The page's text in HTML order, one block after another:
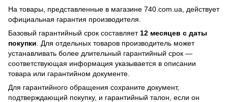
На товары, представленные в магазине 740.com.ua, действует
официальная гарантия производителя.
Базовый гарантийный срок составляет 12 месяцев с даты
покупки . Для отдельных товаров производитель может
устанавливать более длительный гарантийный срок —
соответствующая информация указывается в описании
товара или гарантийном документе.
Для гарантийного обращения сохраните документ,
подтверждающий покупку, и гарантийный талон, если он